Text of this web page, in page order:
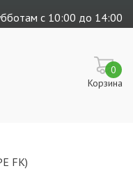
с 10:00 до 14:00
Корзина
0
FK)